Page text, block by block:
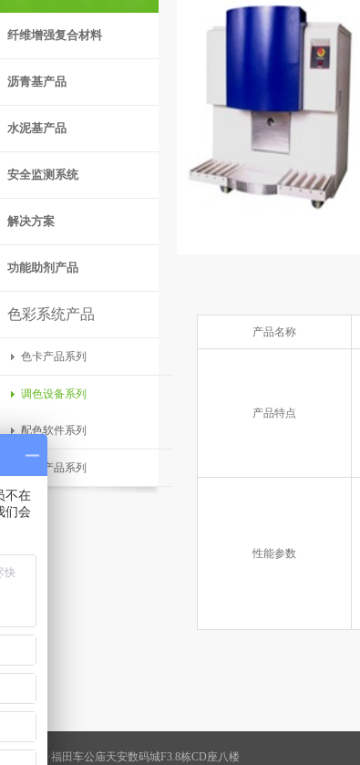
纤维增强复合材料
沥青基产品
水泥基产品
安全监测系统
解决方案
功能助剂产品
色彩系统产品
色卡产品系列
调色设备系列
配色软件系列
色浆产品系列
产品名称
产品特点
性能参数
中国·深圳·福田车公庙天安数码城F3.8栋CD座八楼
不在
们会